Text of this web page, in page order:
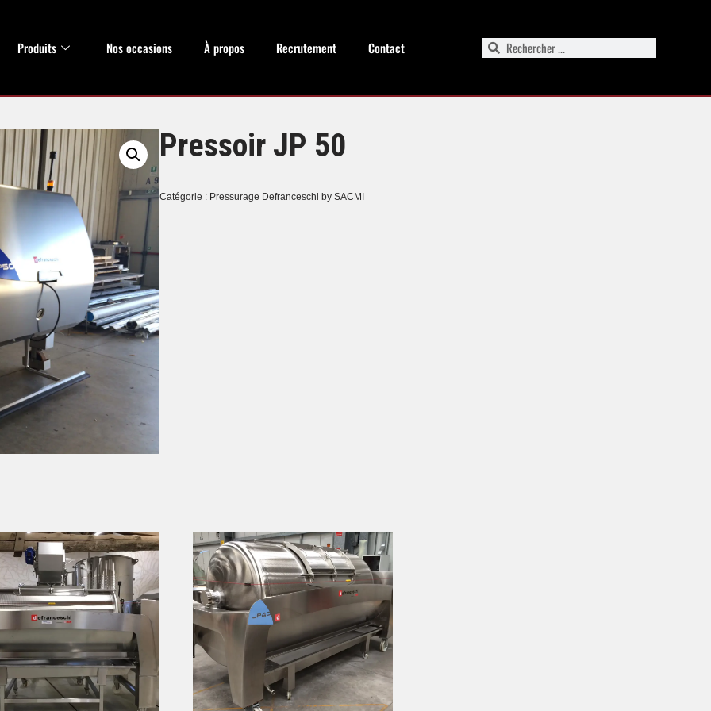
Produits Nos occasions À propos Recrutement Contact
Pressoir JP 50
Catégorie : Pressurage Defranceschi by SACMI